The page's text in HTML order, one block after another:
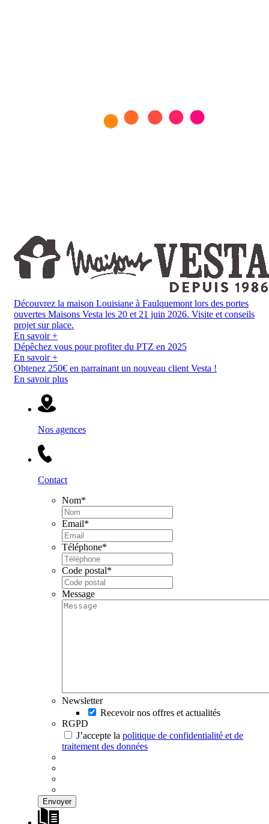
Découvrez la maison Louisiane à Faulquemont lors des portes
ouvertes Maisons Vesta les 20 et 21 juin 2026. Visite et conseils
projet sur place.
En savoir +
Dépêchez vous pour profiter du PTZ en 2025
En savoir +
Obtenez 250€ en parrainant un nouveau client Vesta !
En savoir plus
Nos agences
Contact
Nom*
Email*
Téléphone*
Code postal*
Message
Newsletter
Recevoir nos offres et actualités
RGPD
J’accepte la politique de confidentialité et de
traitement des données